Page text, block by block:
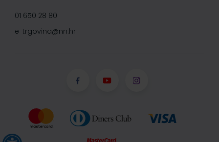
01 650 28 80
e-trgovina@nn.hr